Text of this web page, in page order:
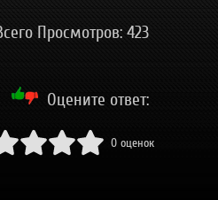
Просмотров: 423
Оцените ответ:
0 оценок